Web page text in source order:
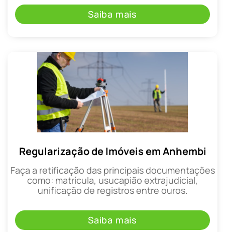
Saiba mais
Regularização de Imóveis em Anhembi
Faça a retificação das principais documentações
como: matrícula, usucapião extrajudicial,
unificação de registros entre ouros.
Saiba mais